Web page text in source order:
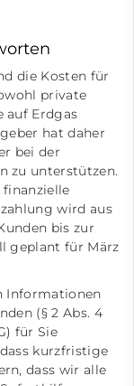
die Kosten für
private
auf Erdgas
hat daher
bei der
zu unterstützen.
finanzielle
wird aus
bis zur
geplant für März
Informationen
(§ 2 Abs. 4
für Sie
kurzfristige
dass wir alle